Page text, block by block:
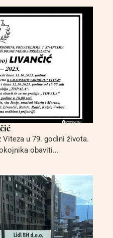
u 79. godini života.
obaviti...